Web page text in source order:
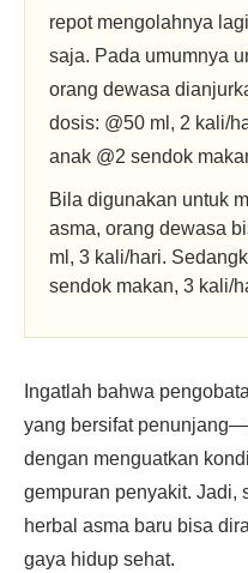
repot mengolahnya
saja. Pada umumnya
orang dewasa
dosis: @50 ml, 2 kali/
anak @2 sendok
Bila digunakan untuk
asma, orang dewasa
ml, 3 kali/hari.
sendok makan, 3 kali/
Ingatlah bahwa
yang bersifat
dengan menguatkan
gempuran penyakit. Jadi,
herbal asma baru bisa
gaya hidup sehat.